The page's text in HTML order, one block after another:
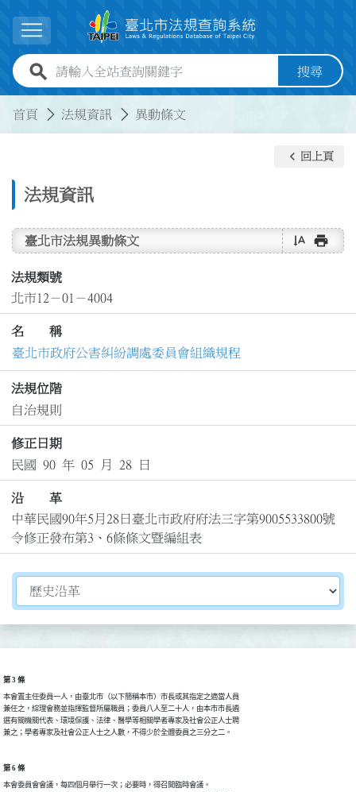
展開選單
全站查詢關鍵字欄位 搜尋
首頁 法規資訊 異動條文
法規資訊
keyboard_arrow_left 回上頁
臺北市法規異動條文 text_rotate_vertical print
法規類號
北市12－01－4004
名 稱
臺北市政府公害糾紛調處委員會組織規程
法規位階
自治規則
修正日期
民國 90 年 05 月 28 日
沿 革
中華民國90年5月28日臺北市政府府法三字第9005533800號
令修正發布第3、6條條文暨編組表
切換選擇法規資訊內容
第 3 條
本會置主任委員一人，由臺北市（以下簡稱本市）市長或其指定之適當人員
兼任之，綜理會務並指揮監督所屬職員；委員八人至二十人，由本市市長遴
選有關機關代表、環境保護、法律、醫學等相關學者專家及社會公正人士聘
兼之；學者專家及社會公正人士之人數，不得少於全體委員之三分之二。
第 6 條
本會委員會會議，每四個月舉行一次；必要時，得召開臨時會議。